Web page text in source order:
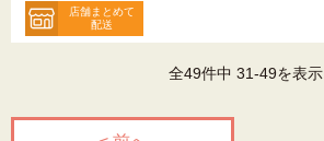
店舗まとめて
配送
全49件中 31-49を表示